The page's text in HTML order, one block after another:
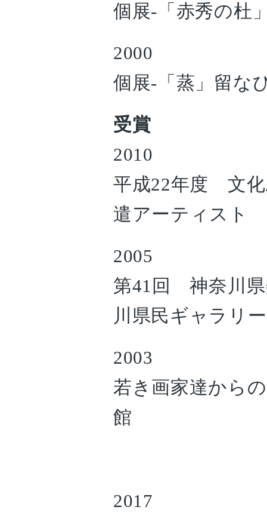
個展-「赤秀の杜
2000
個展-「蒸」留な
受賞
2010
平成22年度 文
遣アーティスト
2005
第41回 神奈川
川県民ギャラリ
2003
若き画家達から
館
2017